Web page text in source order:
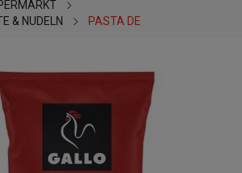
& NUDELN
PASTA DE